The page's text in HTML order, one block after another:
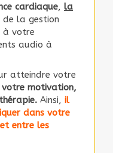
cardiaque, la
de la gestion
à votre
audio à
atteindre votre
votre motivation,
Ainsi, il
dans votre
entre les